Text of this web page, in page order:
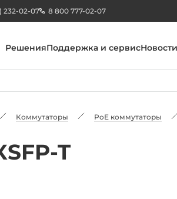
232-02-07 8 800 777-02-07
РешенияПоддержка и сервисНовости
Коммутаторы PoE коммутаторы
T